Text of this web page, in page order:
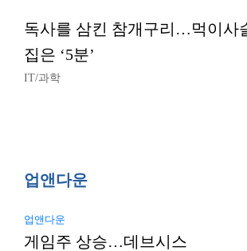
독사를 삼킨 참개구리…먹이사
집은 ‘5분’
IT/과학
업앤다운
업앤다운
게임주 상승…데브시스